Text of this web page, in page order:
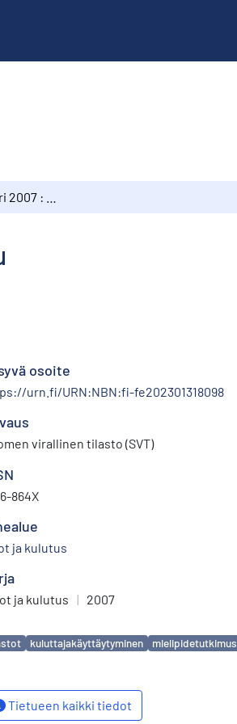
osoite
urn.fi/URN:NBN:fi-fe202301318098
virallinen tilasto (SVT)
864X
ja kulutus
ja kulutus | 2007
kuluttajakäyttäytyminen mielipidetutkimus
Tietueen kaikki tiedot